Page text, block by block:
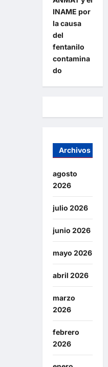
INAME por
la causa
del
fentanilo
contamina
do
Archivos
agosto
2026
julio 2026
junio 2026
mayo 2026
abril 2026
marzo
2026
febrero
2026